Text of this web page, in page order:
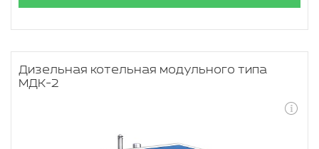
Дизельная котельная модульного типа
МДК-2